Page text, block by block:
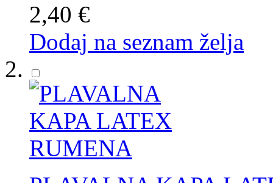
2,40 €
Dodaj na seznam želja